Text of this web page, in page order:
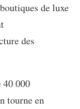
de luxe
des
40 000
tourne en